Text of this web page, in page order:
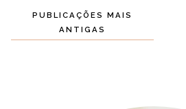
Navegação
por
PUBLICAÇÕES MAIS
ANTIGAS